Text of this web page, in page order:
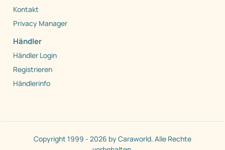
Kontakt
Privacy Manager
Händler
Händler Login
Registrieren
Händlerinfo
Copyright 1999 - 2026 by Caraworld. Alle Rechte